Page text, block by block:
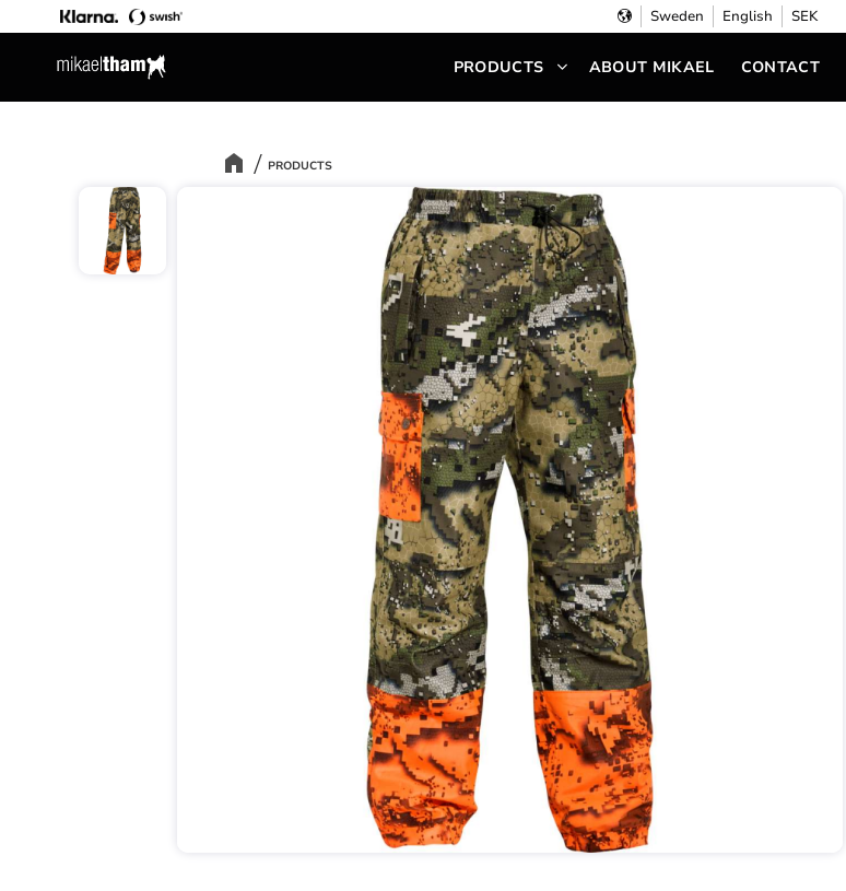
Sweden English SEK
PRODUCTS ABOUT MIKAEL CONTACT
PRODUCTS